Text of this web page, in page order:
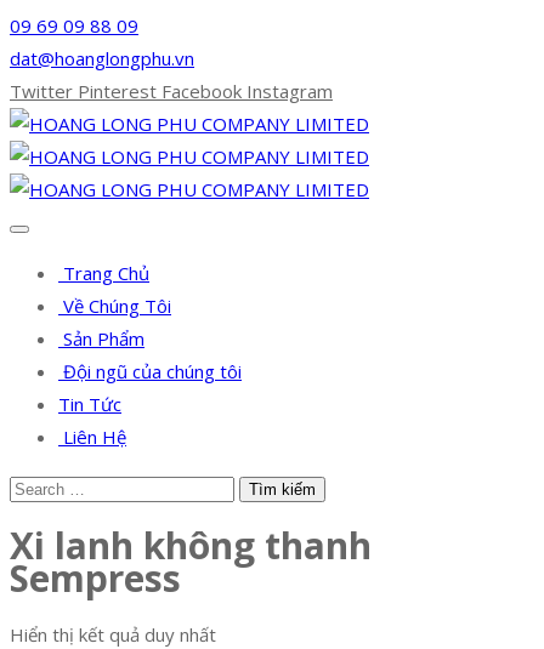
09 69 09 88 09
dat@hoanglongphu.vn
Twitter Pinterest Facebook Instagram
Trang Chủ
Về Chúng Tôi
Sản Phẩm
Đội ngũ của chúng tôi
Tin Tức
Liên Hệ
Xi lanh không thanh
Sempress
Hiển thị kết quả duy nhất